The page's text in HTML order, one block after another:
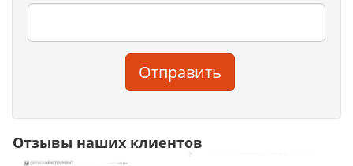
Отправить
Отзывы наших клиентов